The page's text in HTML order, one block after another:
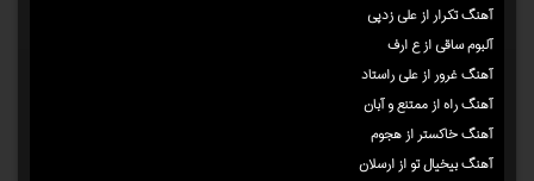
آهنگ تکرار از علی زدپی
آلبوم ساقی از ع ارف
آهنگ غرور از علی راستاد
آهنگ راه از ممتنع و آبان
آهنگ خاکستر از هجوم
آهنگ بیخیال تو از ارسلان